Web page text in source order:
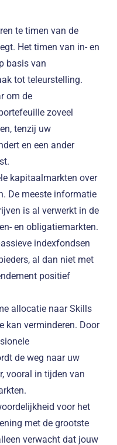
te timen van de
Het timen van in- en
basis van
tot teleurstelling.
om de
zoveel
tenzij uw
en een ander
kapitaalmarkten over
De meeste informatie
is al verwerkt in de
en obligatiemarkten.
indexfondsen
al dan niet met
positief
allocatie naar Skills
kan verminderen. Door
de weg naar uw
vooral in tijden van
voor het
met de grootste
verwacht dat jouw